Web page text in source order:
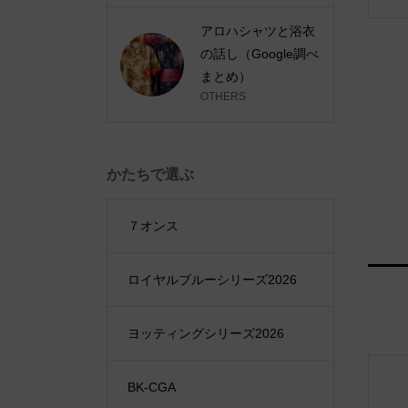
アロハシャツと浴衣
の話し（Google調べ
まとめ）
OTHERS
かたちで選ぶ
７オンス
ロイヤルブルーシリーズ2026
ヨッティングシリーズ2026
BK-CGA